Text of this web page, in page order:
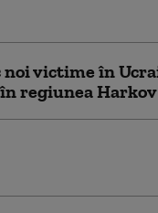
victime în
regiunea Harkov